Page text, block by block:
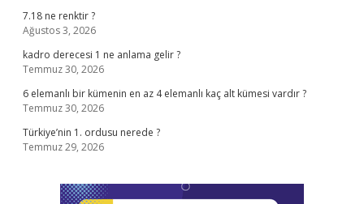
7.18 ne renktir ?
Ağustos 3, 2026
kadro derecesi 1 ne anlama gelir ?
Temmuz 30, 2026
6 elemanlı bir kümenin en az 4 elemanlı kaç alt kümesi vardır ?
Temmuz 30, 2026
Türkiye’nin 1. ordusu nerede ?
Temmuz 29, 2026